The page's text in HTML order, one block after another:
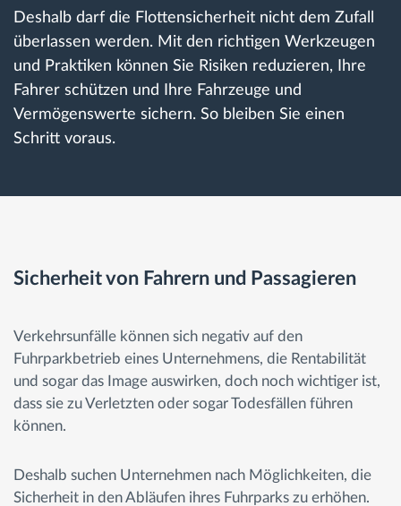
Ersparnis Rechner
Deshalb darf die Flottensicherheit nicht dem Zufall
überlassen werden. Mit den richtigen Werkzeugen
und Praktiken können Sie Risiken reduzieren, Ihre
Fahrer schützen und Ihre Fahrzeuge und
Vermögenswerte sichern. So bleiben Sie einen
Schritt voraus.
Sicherheit von Fahrern und Passagieren
Verkehrsunfälle können sich negativ auf den
Fuhrparkbetrieb eines Unternehmens, die Rentabilität
und sogar das Image auswirken, doch noch wichtiger ist,
dass sie zu Verletzten oder sogar Todesfällen führen
können.
Deshalb suchen Unternehmen nach Möglichkeiten, die
Sicherheit in den Abläufen ihres Fuhrparks zu erhöhen.